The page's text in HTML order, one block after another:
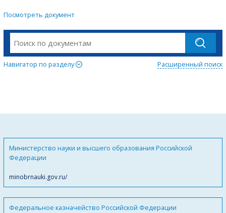
Посмотреть документ
Навигатор по разделу Расширенный поиск
Министерство науки и высшего образования Российской
Федерации
minobrnauki.gov.ru/
Федеральное казначейство Российской Федерации